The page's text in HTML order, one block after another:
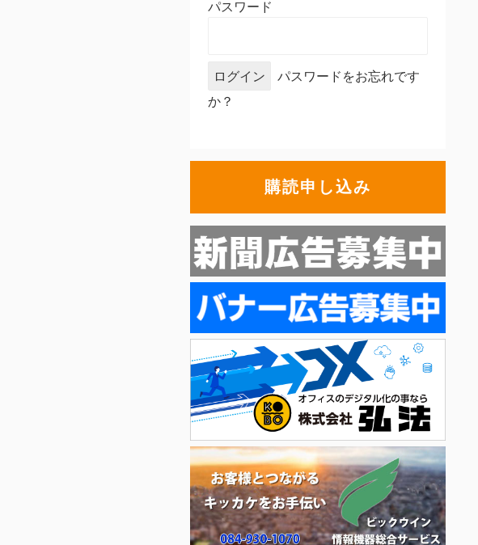
パスワード
パスワードをお忘れです
か？
購読申し込み